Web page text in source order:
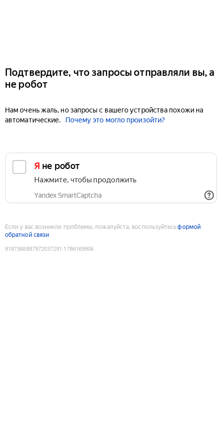
Подтвердите, что запросы отправляли вы, а
не робот
Нам очень жаль, но запросы с вашего устройства похожи на
автоматические.
Почему это могло произойти?
Я не робот
Нажмите, чтобы продолжить
Yandex SmartCaptcha
Если у вас возникли проблемы, пожалуйста, воспользуйтесьформой
обратной связи
9187368887972037291 :1786169906